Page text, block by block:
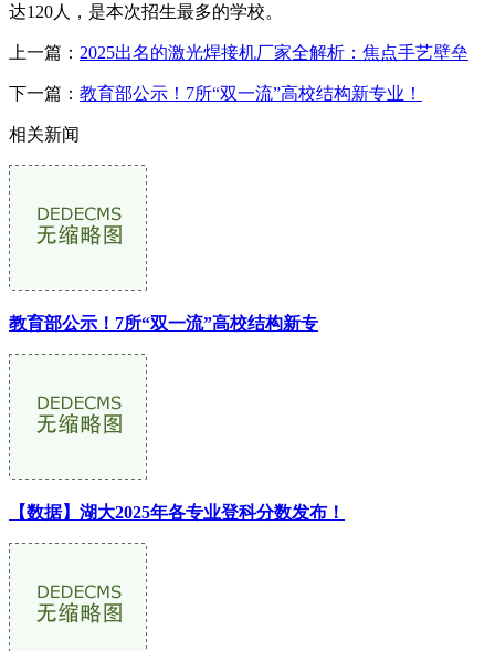
达120人，是本次招生最多的学校。
上一篇： 2025出名的激光焊接机厂家全解析：焦点手艺壁垒
下一篇： 教育部公示！7所“双一流”高校结构新专业！
相关新闻
教育部公示！7所“双一流”高校结构新专
【数据】湖大2025年各专业登科分数发布！